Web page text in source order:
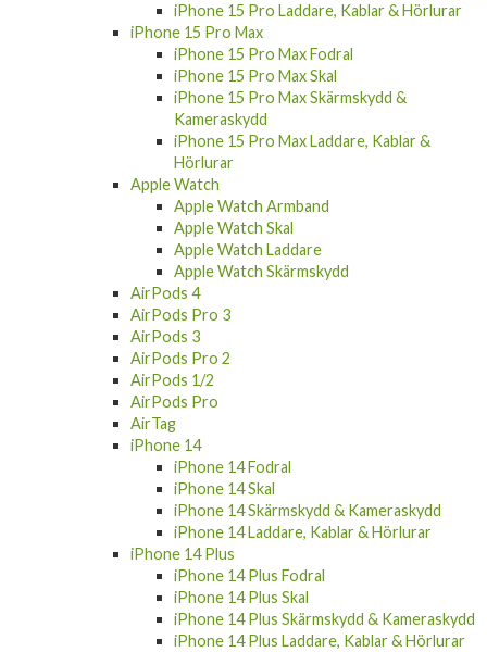
iPhone 15 Pro Laddare, Kablar & Hörlurar
iPhone 15 Pro Max
iPhone 15 Pro Max Fodral
iPhone 15 Pro Max Skal
iPhone 15 Pro Max Skärmskydd &
Kameraskydd
iPhone 15 Pro Max Laddare, Kablar &
Hörlurar
Apple Watch
Apple Watch Armband
Apple Watch Skal
Apple Watch Laddare
Apple Watch Skärmskydd
AirPods 4
AirPods Pro 3
AirPods 3
AirPods Pro 2
AirPods 1/2
AirPods Pro
AirTag
iPhone 14
iPhone 14 Fodral
iPhone 14 Skal
iPhone 14 Skärmskydd & Kameraskydd
iPhone 14 Laddare, Kablar & Hörlurar
iPhone 14 Plus
iPhone 14 Plus Fodral
iPhone 14 Plus Skal
iPhone 14 Plus Skärmskydd & Kameraskydd
iPhone 14 Plus Laddare, Kablar & Hörlurar